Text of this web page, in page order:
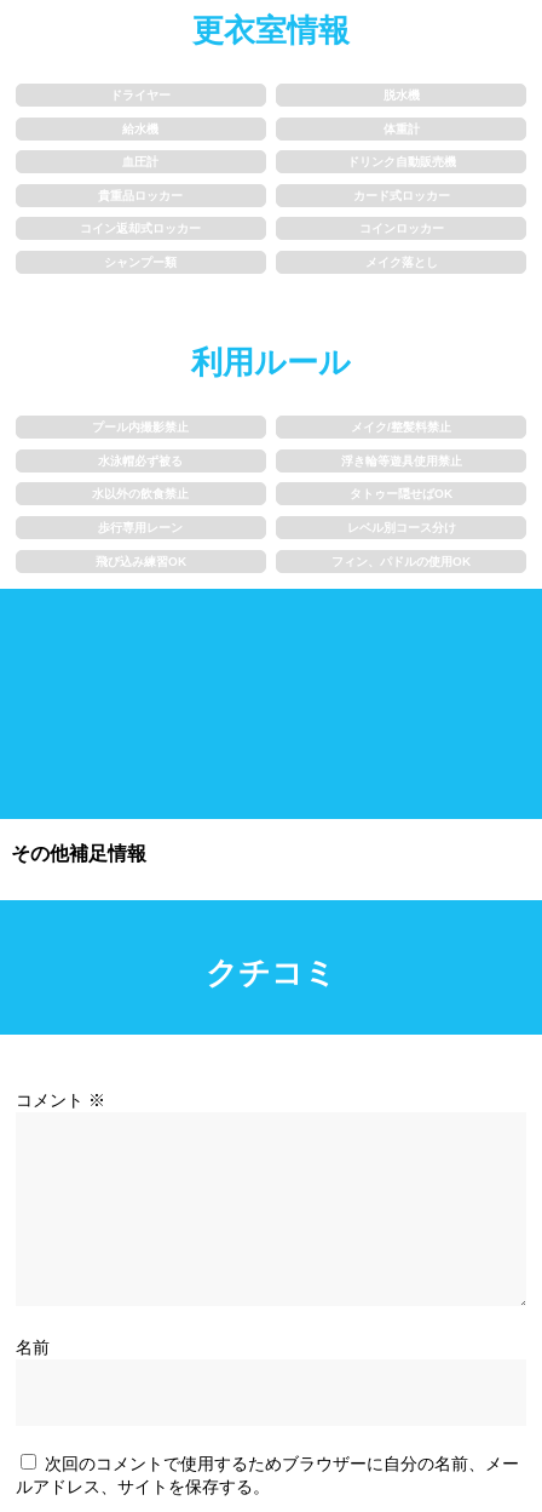
更衣室情報
ドライヤー 脱水機
給水機 体重計
血圧計 ドリンク自動販売機
貴重品ロッカー カード式ロッカー
コイン返却式ロッカー コインロッカー
シャンプー類 メイク落とし
利用ルール
プール内撮影禁止 メイク/整髪料禁止
水泳帽必ず被る 浮き輪等遊具使用禁止
水以外の飲食禁止 タトゥー隠せばOK
歩行専用レーン レベル別コース分け
飛び込み練習OK フィン、パドルの使用OK
その他補足情報
クチコミ
コメント ※
名前
次回のコメントで使用するためブラウザーに自分の名前、メー
ルアドレス、サイトを保存する。
飛び込み練習OK フィン、パドルの使用OK
スクール
子供向け水泳教室 大人向け水泳教室
バスタオル
浮き輪類 水泳帽、ゴーグル
施設利用
プール情報募集中